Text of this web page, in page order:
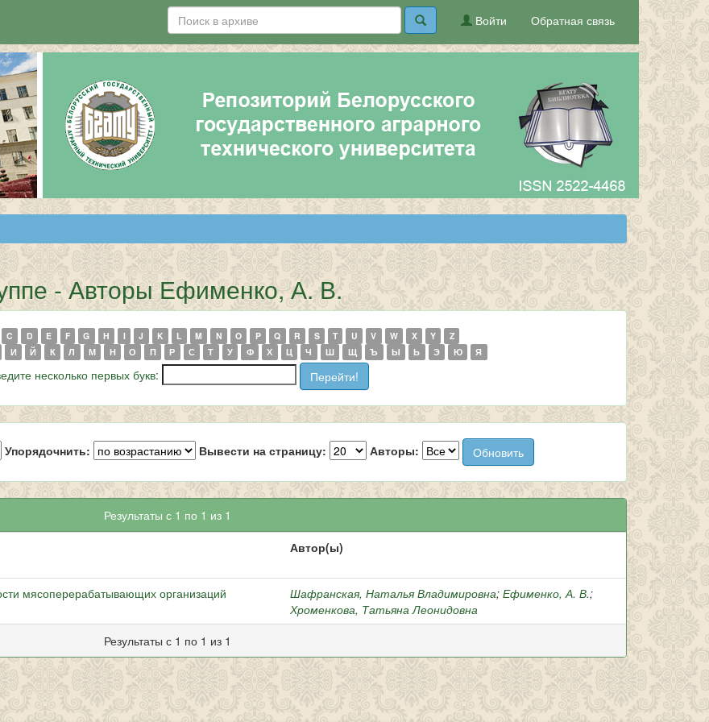
Обратная связь
Войти
- Авторы Ефименко, А. В.
C D E F G H I J K L M N O P Q R S T U V W X Y
Z
И Й К Л М Н О П Р С Т У Ф Х Ц Ч Ш Щ Ъ Ы Ь Э Ю Я
несколько первых букв:
Упорядочнить: Вывести на страницу: Авторы:
Результаты с 1 по 1 из 1
Автор(ы)
мясоперерабатывающих организаций Шафранская, Наталья Владимировна; Ефименко, А. В.;
Хроменкова, Татьяна Леонидовна
Результаты с 1 по 1 из 1